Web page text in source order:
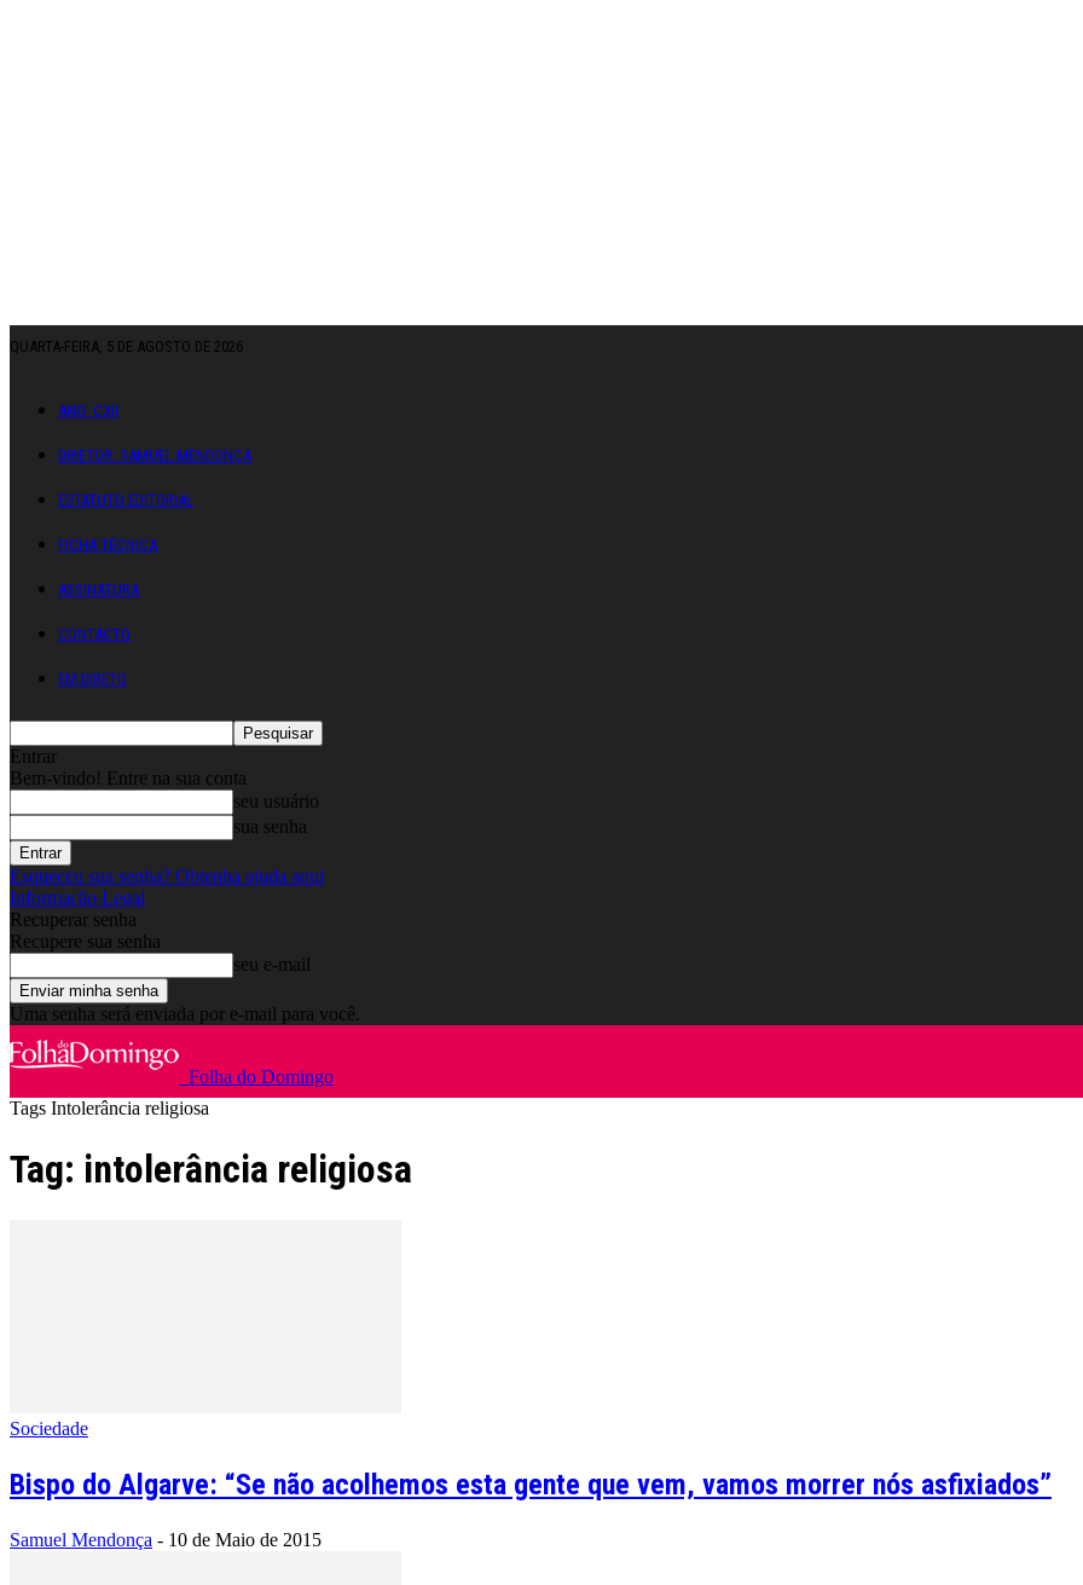
QUARTA-FEIRA, 5 DE AGOSTO DE 2026
ANO: CXII
DIRETOR: SAMUEL MENDONÇA
ESTATUTO EDITORIAL
FICHA TÉCNICA
ASSINATURA
CONTACTO
EM DIRETO
Entrar
Bem-vindo! Entre na sua conta
seu usuário
sua senha
Esqueceu sua senha? Obtenha ajuda aqui
Informação Legal
Recuperar senha
Recupere sua senha
seu e-mail
Uma senha será enviada por e-mail para você.
Folha do Domingo
Tags Intolerância religiosa
Tag: intolerância religiosa
Sociedade
Bispo do Algarve: “Se não acolhemos esta gente que vem, vamos morrer nós asfixiados”
Samuel Mendonça - 10 de Maio de 2015